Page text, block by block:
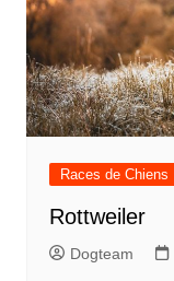
Races de Chiens
Rottweiler
Dogteam